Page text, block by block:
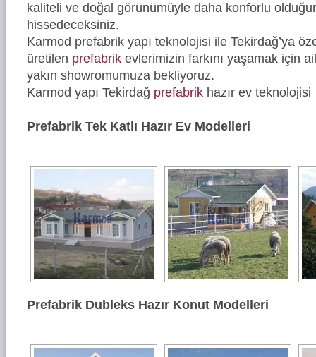
kaliteli ve doğal görünümüyle daha konforlu
hissedeceksiniz.
Karmod prefabrik yapı teknolojisi ile Tekirdağ’ya
üretilen prefabrik evlerimizin farkını yaşamak için
yakın showromumuza bekliyoruz.
Karmod yapı Tekirdağ prefabrik hazır ev teknolojisi
Prefabrik Tek Katlı Hazır Ev Modelleri
Prefabrik Dubleks Hazır Konut Modelleri